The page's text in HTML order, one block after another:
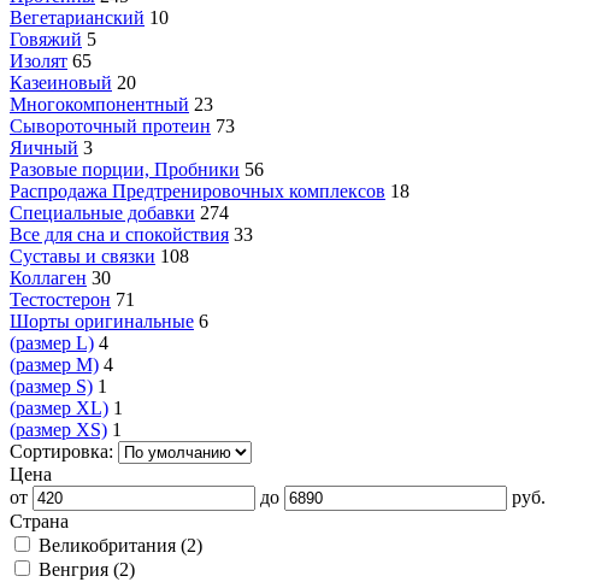
Вегетарианский 10
Говяжий 5
Изолят 65
Казеиновый 20
Многокомпонентный 23
Сывороточный протеин 73
Яичный 3
Разовые порции, Пробники 56
Распродажа Предтренировочных комплексов 18
Специальные добавки 274
Все для сна и спокойствия 33
Суставы и связки 108
Коллаген 30
Тестостерон 71
Шорты оригинальные 6
(размер L) 4
(размер M) 4
(размер S) 1
(размер XL) 1
(размер XS) 1
Сортировка:
Цена
от
до
руб.
Страна
Великобритания (2)
Венгрия (2)